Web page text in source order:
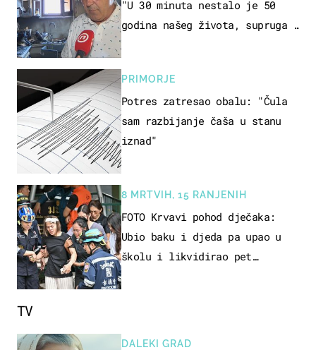
"U 30 minuta nestalo je 50
godina našeg života, supruga i
PRIMORJE
Potres zatresao obalu: "Čula
sam razbijanje čaša u stanu
iznad"
8 MRTVIH, 15 RANJENIH
FOTO Krvavi pohod dječaka:
Ubio baku i djeda pa upao u
školu i likvidirao pet
TV
DALEKI GRAD